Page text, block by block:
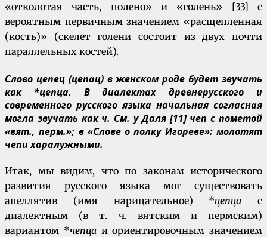
«отколотая часть, полено» и «голень» [33] с
вероятным первичным значением «расщепленная
(кость)» (скелет голени состоит из двух почти
параллельных костей).
Слово цепец (цепац) в женском роде будет звучать
как *цепца. В диалектах древнерусского и
современного русского языка начальная согласная
могла звучать как ч. См. у Даля [11] чеп с пометой
«вят., перм.»; в «Слове о полку Игореве»: молотят
чепи харалужными.
Итак, мы видим, что по законам исторического
развития русского языка мог существовать
апеллятив (имя нарицательное) *цепца с
диалектным (в т. ч. вятским и пермским)
вариантом *чепца и ориентировочным значением